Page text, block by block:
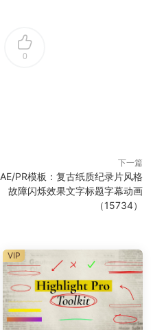
0
下一篇
AE/PR模板：复古纸质纪录片风格
故障闪烁效果文字标题字幕动画
（15734）
VIP